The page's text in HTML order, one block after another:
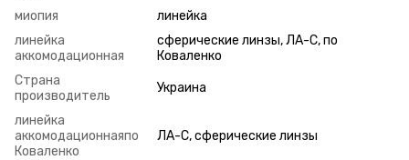
миопия
линейка
линейка
аккомодационная
сферические линзы, ЛА-С, по
Коваленко
Страна
производитель
Украина
линейка
аккомодационнаяпо
Коваленко
ЛА-С, сферические линзы